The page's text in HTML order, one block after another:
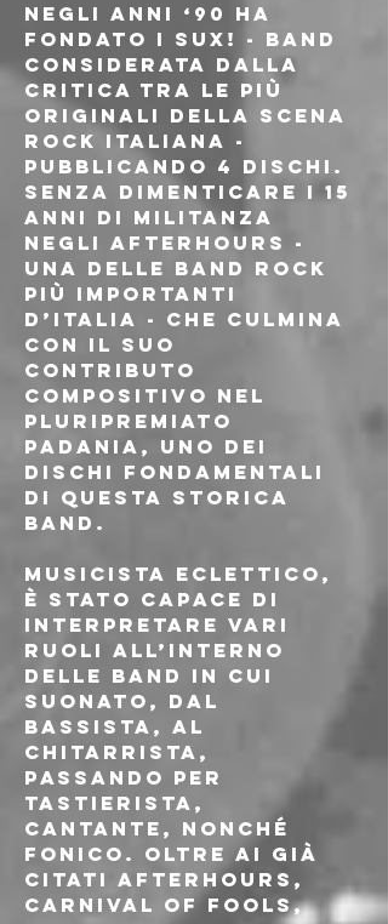
Negli anni ‘90 ha
fondato i Sux! - band
considerata dalla
critica tra le più
originali della scena
rock italiana -
pubblicando 4 dischi.
Senza dimenticare i 15
anni di militanza
negli Afterhours -
una delle band rock
più importanti
d’Italia - che culmina
con il suo
contributo
compositivo nel
pluripremiato
Padania, uno dei
dischi fondamentali
di questa storica
band.
Musicista eclettico,
è stato capace di
interpretare vari
ruoli all’interno
delle band in cui
suonato, dal
bassista, al
chitarrista,
passando per
tastierista,
cantante, nonché
fonico. Oltre ai già
citati Afterhours,
Carnival of fools,